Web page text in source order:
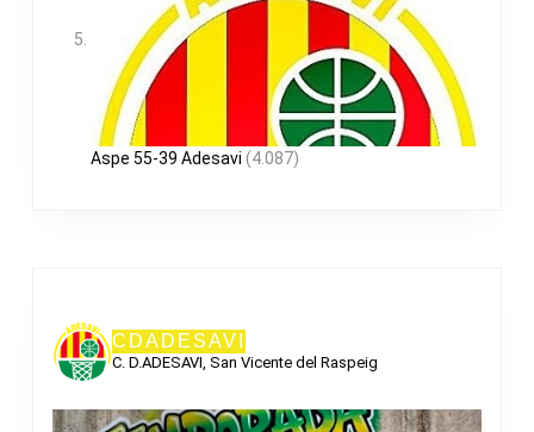
Aspe 55-39 Adesavi (4.087)
CDADESAVI
C. D.ADESAVI, San Vicente del Raspeig